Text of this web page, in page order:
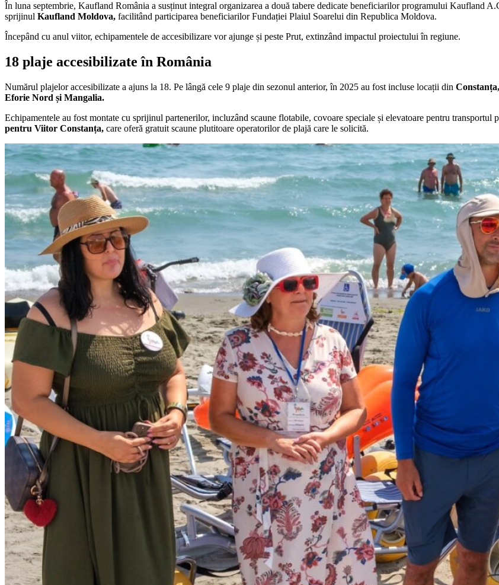
În luna septembrie, Kaufland România a susținut integral organizarea a două tabere dedicate beneficiarilor programului Kaufland
sprijinul Kaufland Moldova, facilitând participarea beneficiarilor Fundației Plaiul Soarelui din Republica Moldova.
Începând cu anul viitor, echipamentele de accesibilizare vor ajunge și peste Prut, extinzând impactul proiectului în regiune.
18 plaje accesibilizate în România
Numărul plajelor accesibilizate a ajuns la 18. Pe lângă cele 9 plaje din sezonul anterior, în 2025 au fost incluse locații din
Eforie Nord și Mangalia.
Echipamentele au fost montate cu sprijinul partenerilor, incluzând scaune flotabile, covoare speciale și elevatoare pentru transportul
pentru Viitor Constanța, care oferă gratuit scaune plutitoare operatorilor de plajă care le solicită.